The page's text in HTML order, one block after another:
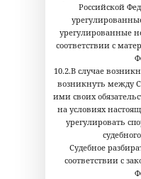
Российской
урегулированные
соответствии с
10.2.В случае
возникнуть между
ими своих
на условиях
урегулировать
Судебное
соответствии с